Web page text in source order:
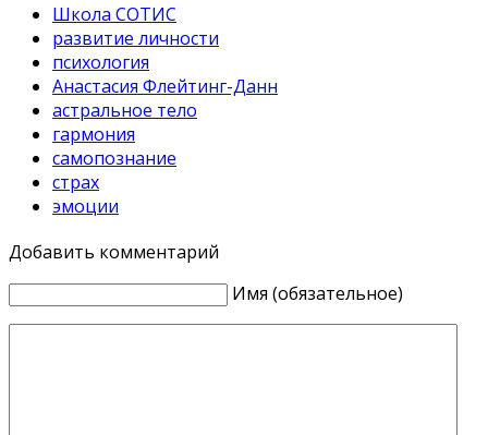
Школа СОТИС
развитие личности
психология
Анастасия Флейтинг-Данн
астральное тело
гармония
самопознание
страх
эмоции
Добавить комментарий
Имя (обязательное)